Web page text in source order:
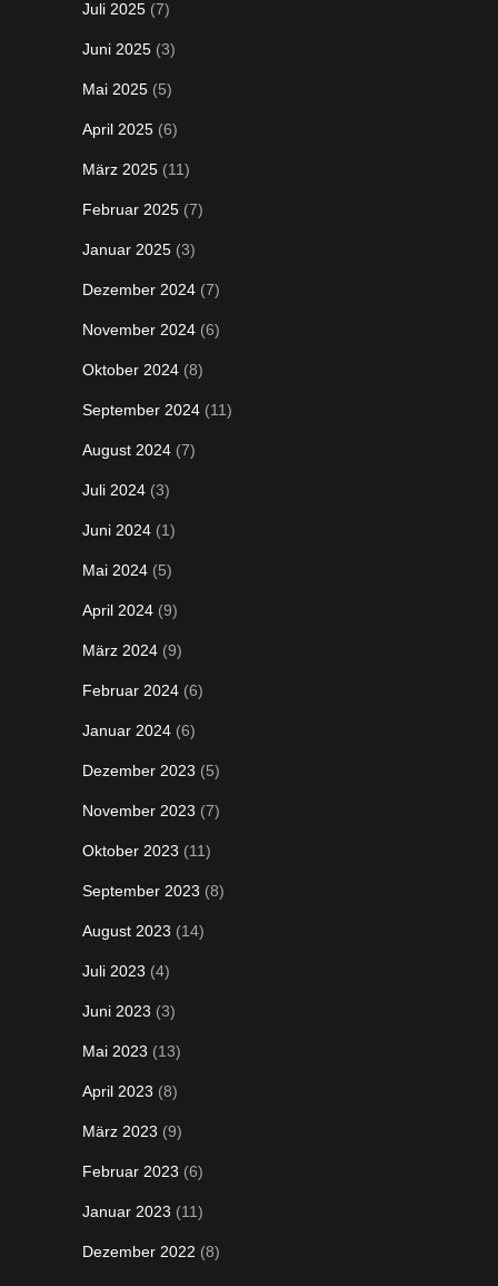
Juli 2025 (7)
Juni 2025 (3)
Mai 2025 (5)
April 2025 (6)
März 2025 (11)
Februar 2025 (7)
Januar 2025 (3)
Dezember 2024 (7)
November 2024 (6)
Oktober 2024 (8)
September 2024 (11)
August 2024 (7)
Juli 2024 (3)
Juni 2024 (1)
Mai 2024 (5)
April 2024 (9)
März 2024 (9)
Februar 2024 (6)
Januar 2024 (6)
Dezember 2023 (5)
November 2023 (7)
Oktober 2023 (11)
September 2023 (8)
August 2023 (14)
Juli 2023 (4)
Juni 2023 (3)
Mai 2023 (13)
April 2023 (8)
März 2023 (9)
Februar 2023 (6)
Januar 2023 (11)
Dezember 2022 (8)